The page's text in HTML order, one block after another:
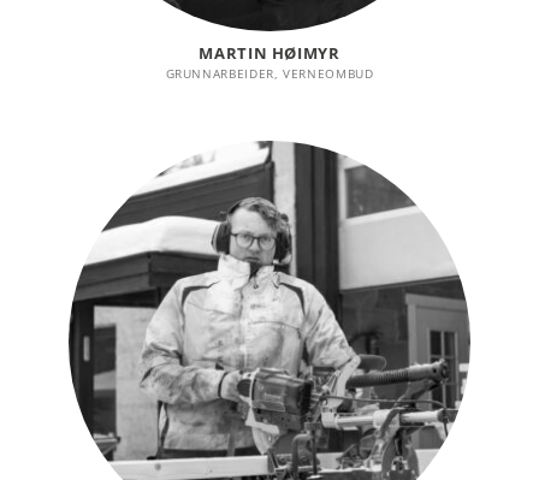
MARTIN HØIMYR
GRUNNARBEIDER, VERNEOMBUD